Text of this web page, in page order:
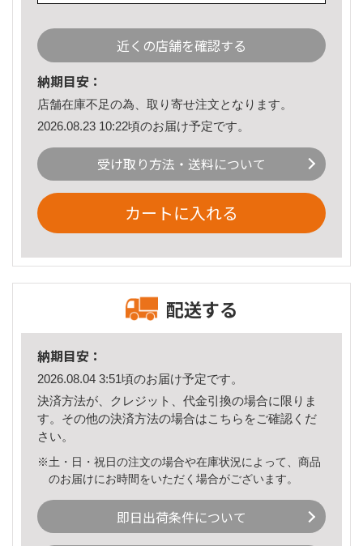
近くの店舗を確認する
納期目安：
店舗在庫不足の為、取り寄せ注文となります。
2026.08.23 10:22頃のお届け予定です。
受け取り方法・送料について
カートに入れる
配送する
納期目安：
2026.08.04 3:51頃のお届け予定です。
決済方法が、クレジット、代金引換の場合に限りま
す。その他の決済方法の場合はこちら をご確認くだ
さい。
※土・日・祝日の注文の場合や在庫状況によって、商品
のお届けにお時間をいただく場合がございます。
即日出荷条件について